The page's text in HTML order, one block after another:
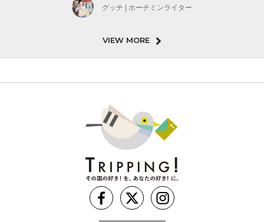
グッチ | ホーチミンライター
VIEW MORE